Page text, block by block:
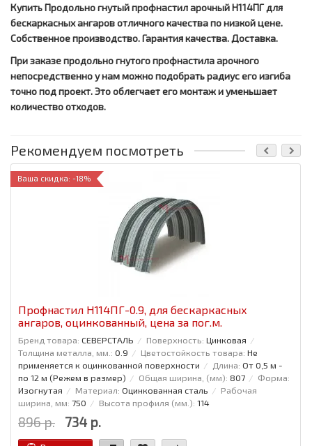
Купить Продольно гнутый профнастил арочный Н114ПГ для
бескаркасных ангаров отличного качества по низкой цене.
Собственное производство. Гарантия качества. Доставка.
При заказе продольно гнутого профнастила арочного
непосредственно у нам можно подобрать радиус его изгиба
точно под проект. Это облегчает его монтаж и уменьшает
количество отходов.
Рекомендуем посмотреть
Ваша скидка: -18%
Профнастил H114ПГ-0.9, для бескаркасных
ангаров, оцинкованный, цена за пог.м.
Бренд товара: СЕВЕРСТАЛЬ Поверхность: Цинковая
Толщина металла, мм.: 0.9 Цветостойкость товара: Не
применяется к оцинкованной поверхности
Длина: От 0,5 м -
по 12 м (Режем в размер)
Общая ширина, (мм): 807
Форма:
Изогнутая
Материал: Оцинкованная сталь
Рабочая
ширина, мм: 750 Высота профиля (мм.): 114
896 р. 734 р.